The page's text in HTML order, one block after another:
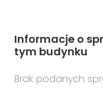
Informacje o
tym budynku
Brak podanych